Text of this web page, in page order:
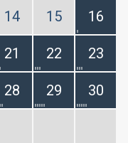
14 15 16
21 22 23
28 29 30